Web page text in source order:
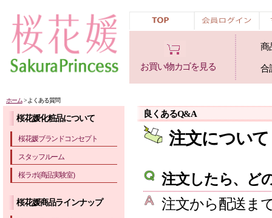
お買い物カゴを見る
商
合
ホーム> よくある質問
桜花媛化粧品について
桜花媛ブランドコンセプト
スタッフルーム
桜ラボ(商品実験室)
桜花媛商品ラインナップ
良くあるQ&A
注文について
注文したら、ど
注文から配送ま